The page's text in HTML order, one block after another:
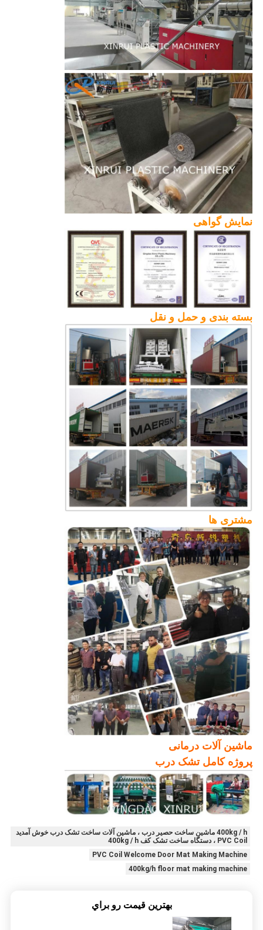
نمایش گواهی
بسته بندی و حمل و نقل
مشتری ها
ماشین آلات درمانی
پروژه کامل تشک درب
400kg / h ماشین ساخت حصیر درب ، ماشین آلات ساخت تشک درب خوش آمدید
PVC Coil ، دستگاه ساخت تشک کف 400kg / h
PVC Coil Welcome Door Mat Making Machine
400kg/h floor mat making machine
بهترين قيمت رو براي